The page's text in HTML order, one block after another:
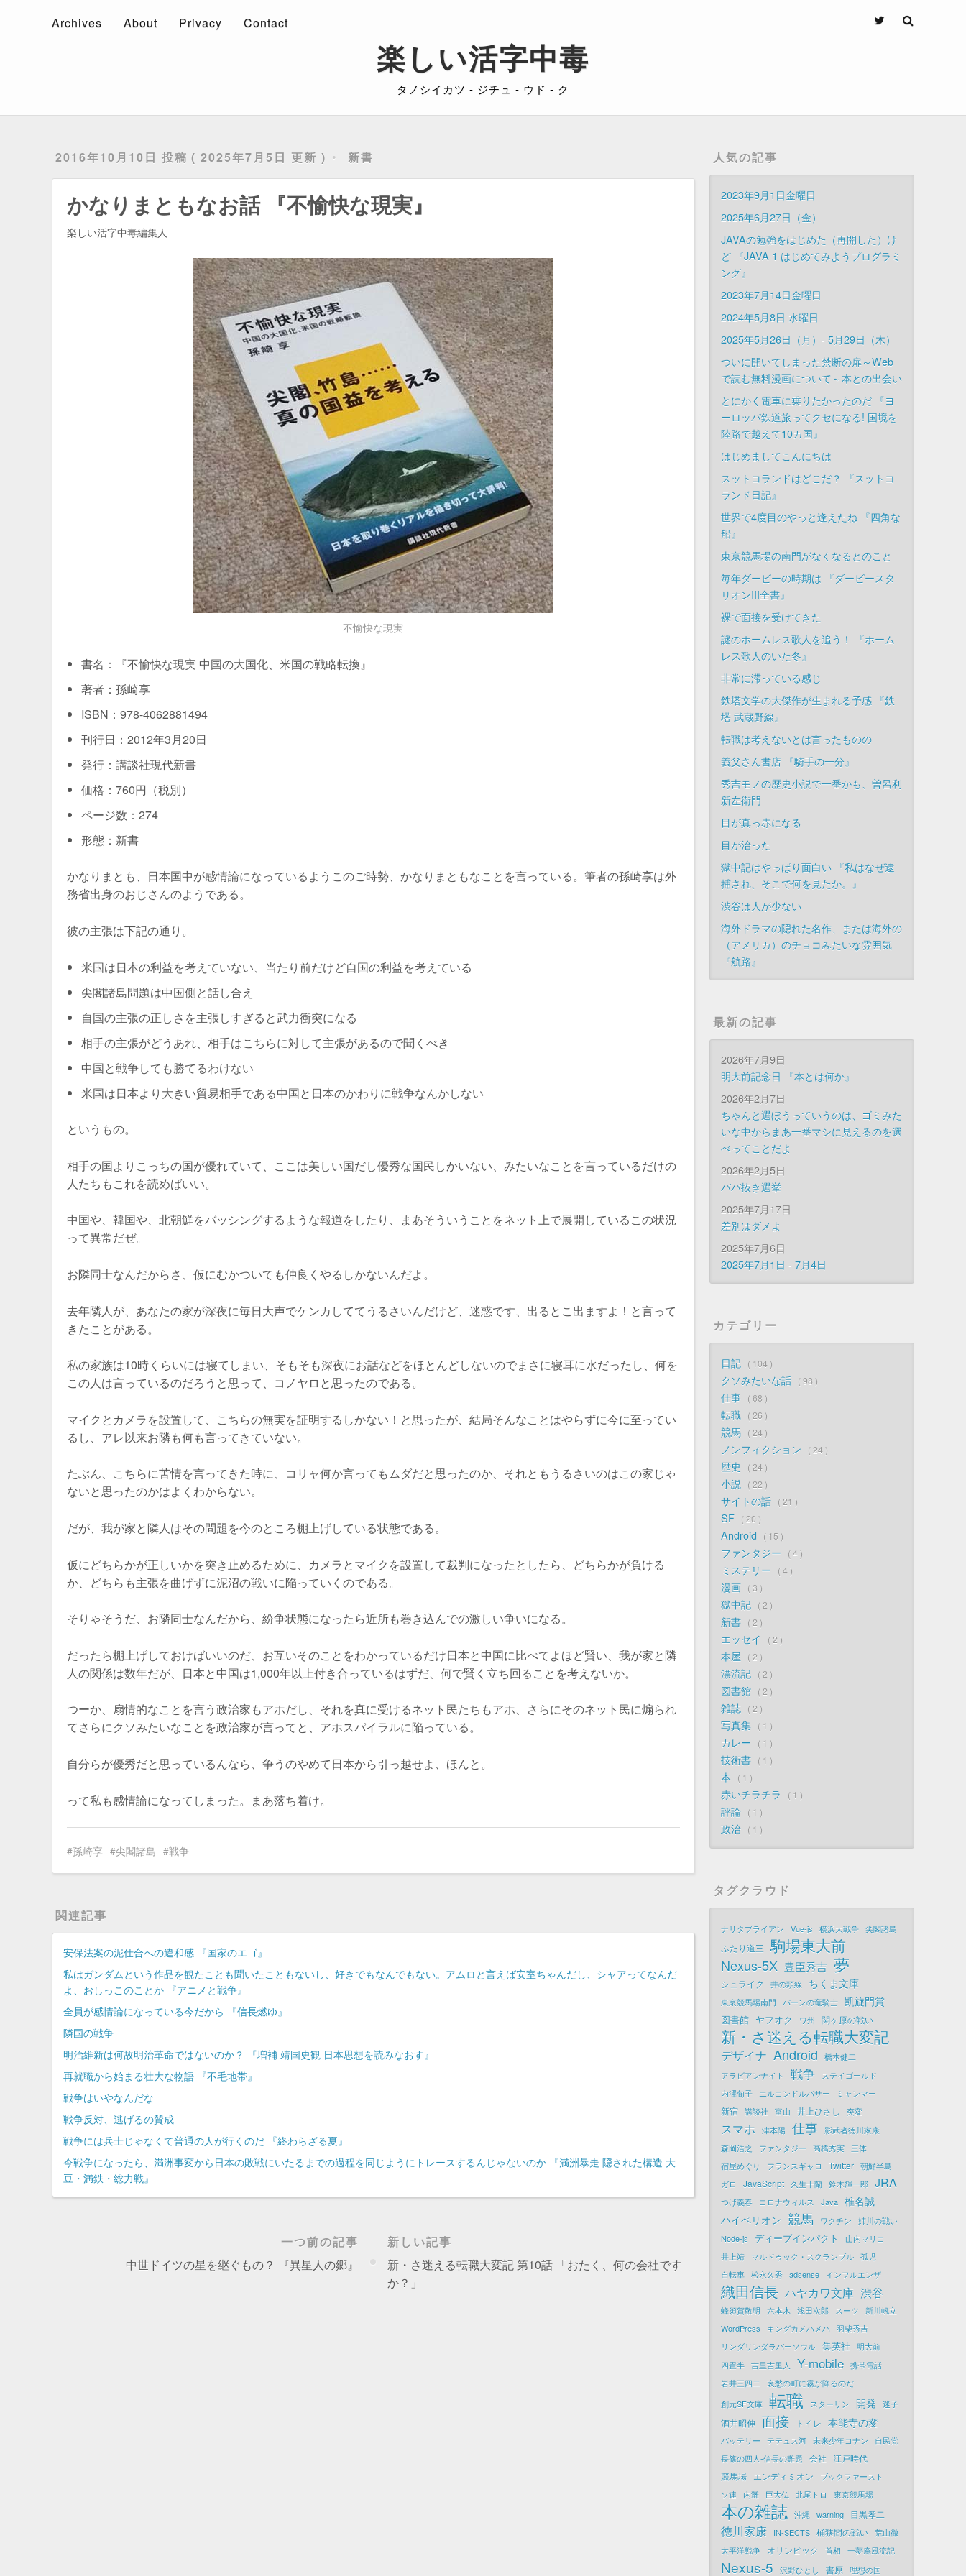
楽しい活字中毒
タノシイカツ - ジチュ - ウド - ク
Archives About Privacy Contact
2016年10月10日 投稿 2025年7月5日 更新 新書
かなりまともなお話 『不愉快な現実』
楽しい活字中毒編集人
不愉快な現実
書名：『不愉快な現実 中国の大国化、米国の戦略転換』
著者：孫崎享
ISBN：978-4062881494
刊行日：2012年3月20日
発行：講談社現代新書
価格：760円（税別）
ページ数：274
形態：新書
かなりまとも、日本国中が感情論になっているようこのご時勢、かなりまともなことを言っている。筆者の孫崎享は外
務省出身のおじさんのようである。
彼の主張は下記の通り。
米国は日本の利益を考えていない、当たり前だけど自国の利益を考えている
尖閣諸島問題は中国側と話し合え
自国の主張の正しさを主張しすぎると武力衝突になる
相手の主張がどうあれ、相手はこちらに対して主張があるので聞くべき
中国と戦争しても勝てるわけない
米国は日本より大きい貿易相手である中国と日本のかわりに戦争なんかしない
というもの。
相手の国よりこっちの国が優れていて、ここは美しい国だし優秀な国民しかいない、みたいなことを言っているだけの
人たちもこれを読めばいい。
中国や、韓国や、北朝鮮をバッシングするような報道をしたり、まあそういうことをネット上で展開しているこの状況
って異常だぜ。
お隣同士なんだからさ、仮にむかついても仲良くやるしかないんだよ。
去年隣人が、あなたの家が深夜に毎日大声でケンカしててうるさいんだけど、迷惑です、出るとこ出ますよ！と言って
きたことがある。
私の家族は10時くらいには寝てしまい、そもそも深夜にお話などをほとんどしないのでまさに寝耳に水だったし、何を
この人は言っているのだろうと思って、コノヤロと思ったのである。
マイクとカメラを設置して、こちらの無実を証明するしかない！と思ったが、結局そんなことはやらずに今に至ってい
るし、アレ以来お隣も何も言ってきていない。
たぶん、こちらに苦情を言ってきた時に、コリャ何か言ってもムダだと思ったのか、それともうるさいのはこの家じゃ
ないと思ったのかはよくわからない。
だが、我が家と隣人はその問題を今のところ棚上げしている状態である。
仮にどちらかが正しいかを突き止めるために、カメラとマイクを設置して裁判になったとしたら、どちらかが負ける
か、どちらも主張を曲げずに泥沼の戦いに陥っていくのである。
そりゃそうだ、お隣同士なんだから、紛争状態になったら近所も巻き込んでの激しい争いになる。
だったら棚上げしておけばいいのだ、お互いそのことをわかっているだけ日本と中国に比べてよほど賢い、我が家と隣
人の関係は数年だが、日本と中国は1,000年以上付き合っているはずだ、何で賢く立ち回ることを考えないか。
つーか、扇情的なことを言う政治家もアホだし、それを真に受けるネット民たちもアホ、さらにそのネット民に煽られ
てさらにクソみたいなことを政治家が言ってと、アホスパイラルに陥っている。
自分らが優秀だと思っているんなら、争うのやめて日本から引っ越せよ、ほんと。
って私も感情論になってしまった。まあ落ち着け。
孫崎享 尖閣諸島 戦争
関連記事
安保法案の泥仕合への違和感 『国家のエゴ』
私はガンダムという作品を観たことも聞いたこともないし、好きでもなんでもない。アムロと言えば安室ちゃんだし、シャアってなんだ
よ、おしっこのことか 『アニメと戦争』
全員が感情論になっている今だから 『信長燃ゆ』
隣国の戦争
明治維新は何故明治革命ではないのか？ 『増補 靖国史観 日本思想を読みなおす』
再就職から始まる壮大な物語 『不毛地帯』
戦争はいやなんだな
戦争反対、逃げるの賛成
戦争には兵士じゃなくて普通の人が行くのだ 『終わらざる夏』
今戦争になったら、満洲事変から日本の敗戦にいたるまでの過程を同じようにトレースするんじゃないのか 『満洲暴走 隠された構造 大
豆・満鉄・総力戦』
一つ前の記事
中世ドイツの星を継ぐもの？ 『異星人の郷』
新しい記事
新・さ迷える転職大変記 第10話 「おたく、何の会社です
か？」
人気の記事
2023年9月1日金曜日
2025年6月27日（金）
JAVAの勉強をはじめた（再開した）け
ど 『JAVA 1 はじめてみようプログラミ
ング』
2023年7月14日金曜日
2024年5月8日 水曜日
2025年5月26日（月）- 5月29日（木）
ついに開いてしまった禁断の扉～Web
で読む無料漫画について～本との出会い
とにかく電車に乗りたかったのだ 『ヨ
ーロッパ鉄道旅ってクセになる! 国境を
陸路で越えて10カ国』
はじめましてこんにちは
スットコランドはどこだ？ 『スットコ
ランド日記』
世界で4度目のやっと逢えたね 『四角な
船』
東京競馬場の南門がなくなるとのこと
毎年ダービーの時期は 『ダービースタ
リオンIII全書』
裸で面接を受けてきた
謎のホームレス歌人を追う！ 『ホーム
レス歌人のいた冬』
非常に滞っている感じ
鉄塔文学の大傑作が生まれる予感 『鉄
塔 武蔵野線』
転職は考えないとは言ったものの
義父さん書店 『騎手の一分』
秀吉モノの歴史小説で一番かも、曽呂利
新左衛門
目が真っ赤になる
目が治った
獄中記はやっぱり面白い 『私はなぜ逮
捕され、そこで何を見たか。』
渋谷は人が少ない
海外ドラマの隠れた名作、または海外の
（アメリカ）のチョコみたいな雰囲気
『航路』
最新の記事
2026年7月9日
明大前記念日 『本とは何か』
2026年2月7日
ちゃんと選ぼうっていうのは、ゴミみた
いな中からまあ一番マシに見えるのを選
べってことだよ
2026年2月5日
ババ抜き選挙
2025年7月17日
差別はダメよ
2025年7月6日
2025年7月1日 - 7月4日
カテゴリー
日記 104
クソみたいな話 98
仕事 68
転職 26
競馬 24
ノンフィクション 24
歴史 24
小説 22
サイトの話 21
SF 20
Android 15
ファンタジー 4
ミステリー 4
漫画 3
獄中記 2
新書 2
エッセイ 2
本屋 2
漂流記 2
図書館 2
雑誌 2
写真集 1
カレー 1
技術書 1
本 1
赤いチラチラ 1
評論 1
政治 1
タグクラウド
ナリタブライアン Vue-js 横浜大戦争 尖閣諸島
ふたり道三 駒場東大前
Nexus-5X 豊臣秀吉 夢
シュライク 井の頭線 ちくま文庫
東京競馬場南門 パーンの竜騎士 凱旋門賞
図書館 ヤフオク ワ州 関ヶ原の戦い
新・さ迷える転職大変記
デザイナ Android
橋本健二
アラビアンナイト
戦争
ステイゴールド
内澤旬子
エルコンドルパサー ミャンマー
新宿 講談社 富山 井上ひさし 突変
スマホ 津本陽 仕事 影武者徳川家康
森岡浩之
ファンタジー 高橋秀実
三体
宿屋めぐり
フランスギャロ Twitter 朝鮮半島
ガロ
JavaScript 久生十蘭 鈴木輝一郎 JRA
つげ義春 コロナウィルス Java 椎名誠
ハイペリオン 競馬 ワクチン
姉川の戦い
Node-js
ディープインパクト
山内マリコ
井上靖
マルドゥック・スクランブル 孤児
自転車 松永久秀 adsense インフルエンザ
織田信長 ハヤカワ文庫 渋谷
蜂須賀敬明 六本木 浅田次郎 スーツ
新川帆立
WordPress
キングカメハメハ 羽柴秀吉
リンダリンダラバーソウル 集英社
明大前
四畳半 吉里吉里人 Y-mobile 携帯電話
岩井三四二
哀愁の町に霧が降るのだ
創元SF文庫 転職 スターリン 開発 迷子
酒井昭伸 面接 トイレ 本能寺の変
バッテリー テテュス河 未来少年コナン
自民党
長篠の四人-信長の難題
会社 江戸時代
競馬場 エンディミオン
ブックファースト
ソ連
内灘 巨大仏 北尾トロ 東京競馬場
本の雑誌 沖縄 warning 目黒孝二
徳川家康 IN-SECTS 桶狭間の戦い 荒山徹
太平洋戦争
オリンピック 首相 一夢庵風流記
Nexus-5 沢野ひとし 書原 理想の国